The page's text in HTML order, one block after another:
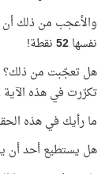
والأعجب من ذلك
نفسها52نقطة!
هل تعجّبت من ذلك؟
تكرّرت في هذه الآية
ما رأيك في هذه
هل يستطيع أحد أن